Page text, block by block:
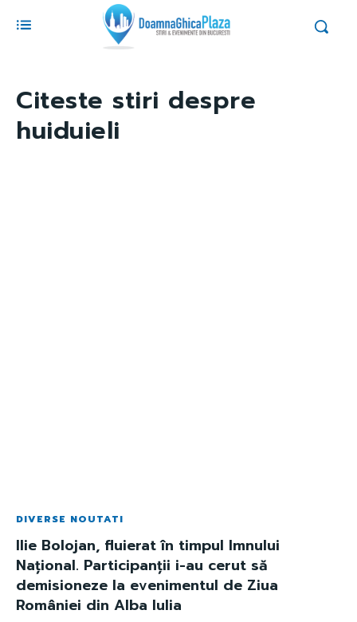
Citeste stiri despre
huiduieli
DIVERSE NOUTATI
Ilie Bolojan, fluierat în timpul Imnului
Național. Participanții i-au cerut să
demisioneze la evenimentul de Ziua
României din Alba Iulia